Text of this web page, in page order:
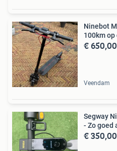
Ninebot
100km
€ 650,00
Veendam
Segway
- Zo goed
€ 350,00